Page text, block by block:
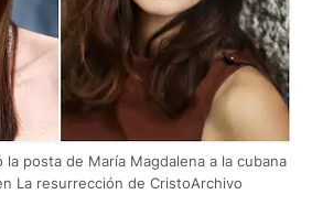
la posta de María Magdalena a la cubana
La resurrección de CristoArchivo